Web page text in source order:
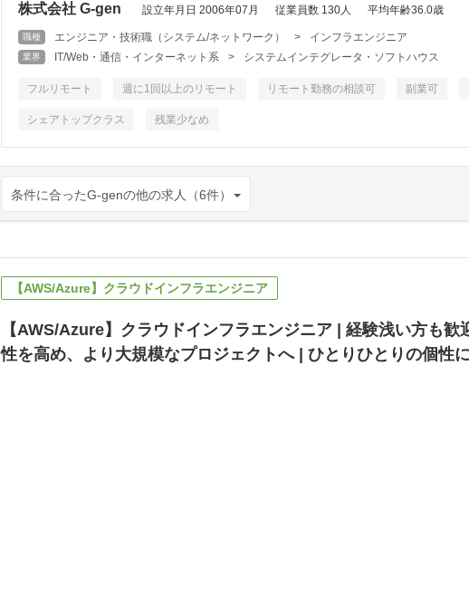
株式会社 G-gen 設立年月日 2006年07月 従業員数 130人 平均年齢36.0歳
職種 エンジニア・技術職（システム/ネットワーク） > インフラエンジニア
業界 IT/Web・通信・インターネット系 > システムインテグレータ・ソフトハウス
フルリモート 週に1回以上のリモート リモート勤務の相談可 副業可
シェアトップクラス 残業少なめ
条件に合ったG-genの他の求人（6件）
【AWS/Azure】クラウドインフラエンジニア
【AWS/Azure】クラウドインフラエンジニア | 経験浅い方も
性を高め、より大規模なプロジェクトへ | ひとりひとりの個性